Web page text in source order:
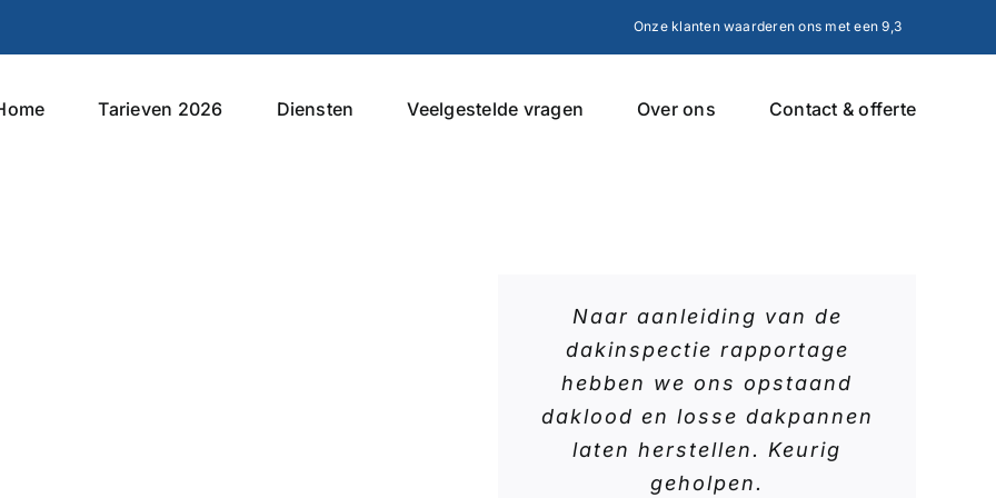
Onze klanten waarderen ons met een 9,3
Tarieven 2026 Diensten Veelgestelde vragen Over ons Contact & offerte
Naar aanleiding van de
dakinspectie rapportage
hebben we ons opstaand
daklood en losse dakpannen
laten herstellen. Keurig
geholpen.